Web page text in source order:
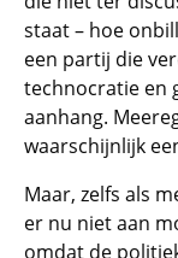
staat – hoe
een partij die
technocratie en
aanhang.
waarschijnlijk
Maar, zelfs als
er nu niet aan
omdat de